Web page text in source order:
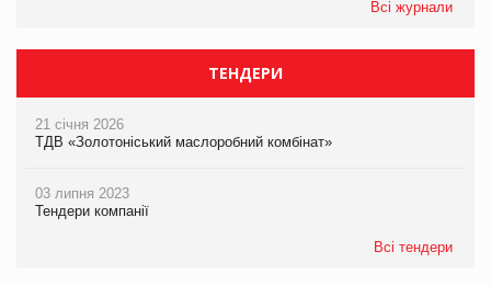
Всі журнали
ТЕНДЕРИ
21 січня 2026
ТДВ «Золотоніський маслоробний комбінат»
03 липня 2023
Тендери компанії
Всі тендери